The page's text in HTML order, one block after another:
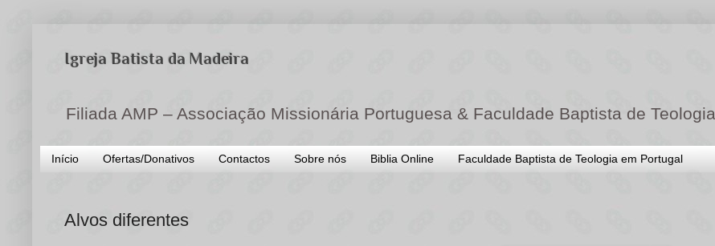
Igreja Batista da Madeira
Filiada AMP – Associação Missionária Portuguesa & Faculdade Baptista de Teologia
Início Ofertas/Donativos Contactos Sobre nós Biblia Online Faculdade Baptista de Teologia em Portugal
Alvos diferentes